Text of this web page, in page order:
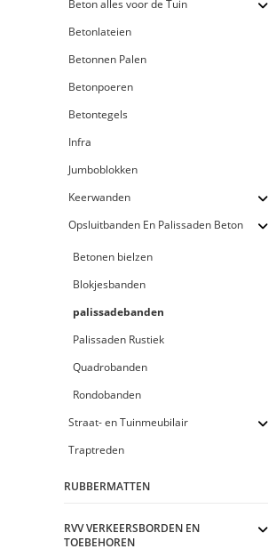
Beton alles voor de Tuin
Betonlateien
Betonnen Palen
Betonpoeren
Betontegels
Infra
Jumboblokken
Keerwanden
Opsluitbanden En Palissaden Beton
Betonen bielzen
Blokjesbanden
palissadebanden
Palissaden Rustiek
Quadrobanden
Rondobanden
Straat- en Tuinmeubilair
Traptreden
RUBBERMATTEN
RVV VERKEERSBORDEN EN
TOEBEHOREN